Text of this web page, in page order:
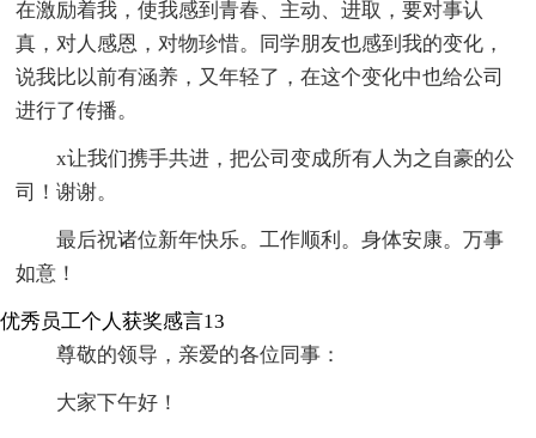
在激励着我，使我感到青春、主动、进取，要对事认
真，对人感恩，对物珍惜。同学朋友也感到我的变化，
说我比以前有涵养，又年轻了，在这个变化中也给公司
进行了传播。
x让我们携手共进，把公司变成所有人为之自豪的公
司！谢谢。
最后祝诸位新年快乐。工作顺利。身体安康。万事
如意！
优秀员工个人获奖感言13
尊敬的领导，亲爱的各位同事：
大家下午好！